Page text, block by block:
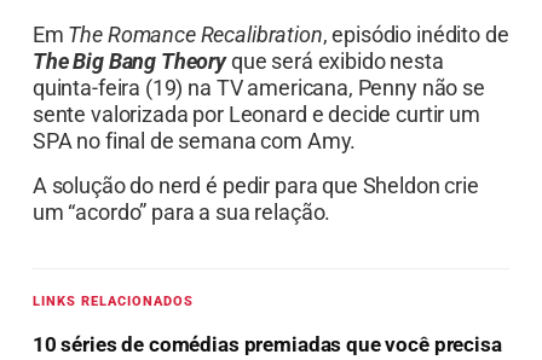
Em The Romance Recalibration, episódio inédito de
The Big Bang Theoryque será exibido nesta
quinta-feira (19) na TV americana, Penny não se
sente valorizada por Leonard e decide curtir um
SPA no final de semana com Amy.
A solução do nerd é pedir para que Sheldon crie
um “acordo” para a sua relação.
LINKS RELACIONADOS
10 séries de comédias premiadas que você precisa